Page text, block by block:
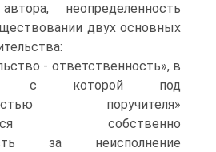
неопределенность
двух основных
- ответственность», в
с которой под
поручителя»
собственно
за неисполнение